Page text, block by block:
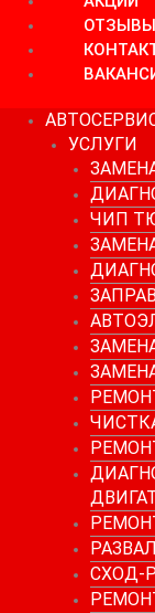
ОТЗЫВЫ
УСЛУГИ
ЧИП
СХОД-